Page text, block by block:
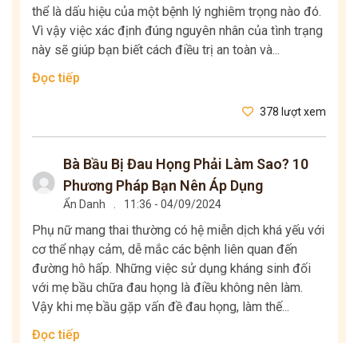
thể là dấu hiệu của một bệnh lý nghiêm trọng nào đó.
Vì vậy việc xác định đúng nguyên nhân của tình trạng
này sẽ giúp bạn biết cách điều trị an toàn và...
Đọc tiếp
378 lượt xem
Bà Bầu Bị Đau Họng Phải Làm Sao? 10
Phương Pháp Bạn Nên Áp Dụng
Ẩn Danh 11:36 - 04/09/2024
Phụ nữ mang thai thường có hệ miễn dịch khá yếu với
cơ thể nhạy cảm, dễ mắc các bệnh liên quan đến
đường hô hấp. Những việc sử dụng kháng sinh đối
với mẹ bầu chữa đau họng là điều không nên làm.
Vậy khi mẹ bầu gặp vấn đề đau họng, làm thế...
Đọc tiếp